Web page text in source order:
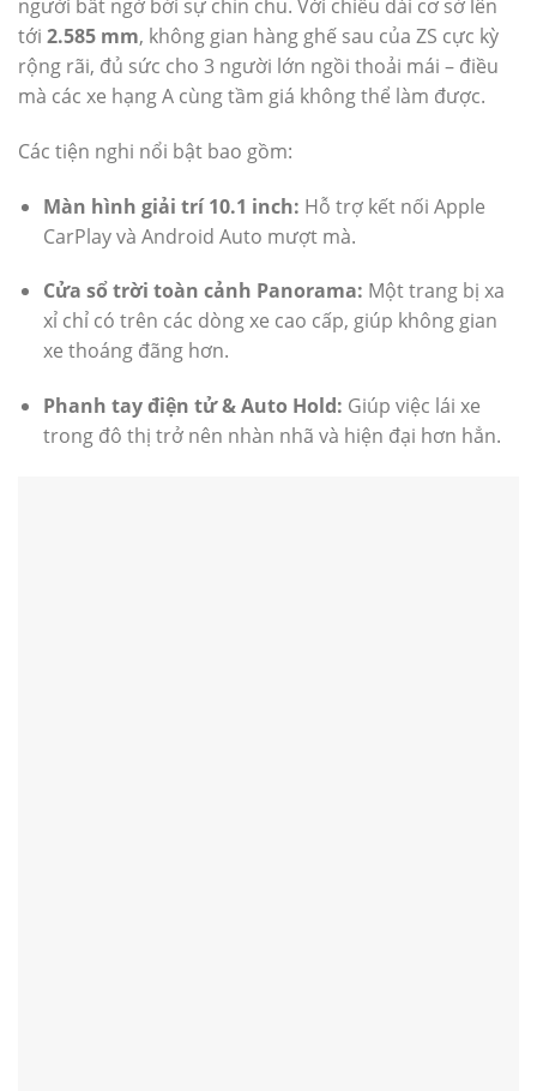
người bất ngờ bởi sự chỉn chu. Với chiều dài cơ sở lên
tới 2.585 mm, không gian hàng ghế sau của ZS cực kỳ
rộng rãi, đủ sức cho 3 người lớn ngồi thoải mái – điều
mà các xe hạng A cùng tầm giá không thể làm được.
Các tiện nghi nổi bật bao gồm:
Màn hình giải trí 10.1 inch: Hỗ trợ kết nối Apple
CarPlay và Android Auto mượt mà.
Cửa sổ trời toàn cảnh Panorama: Một trang bị xa
xỉ chỉ có trên các dòng xe cao cấp, giúp không gian
xe thoáng đãng hơn.
Phanh tay điện tử & Auto Hold: Giúp việc lái xe
trong đô thị trở nên nhàn nhã và hiện đại hơn hẳn.